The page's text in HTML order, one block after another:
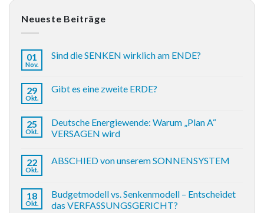
Neueste Beiträge
01
Nov.
Sind die SENKEN wirklich am ENDE?
29
Okt.
Gibt es eine zweite ERDE?
25
Okt.
Deutsche Energiewende: Warum „Plan A“
VERSAGEN wird
22
Okt.
ABSCHIED von unserem SONNENSYSTEM
18
Okt.
Budgetmodell vs. Senkenmodell – Entscheidet
das VERFASSUNGSGERICHT?